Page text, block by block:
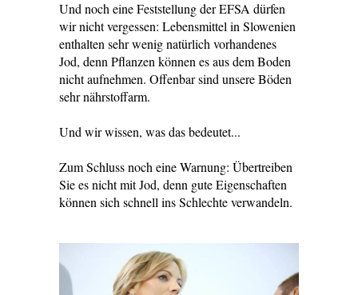
Und noch eine Feststellung der EFSA dürfen
wir nicht vergessen: Lebensmittel in Slowenien
enthalten sehr wenig natürlich vorhandenes
Jod, denn Pflanzen können es aus dem Boden
nicht aufnehmen. Offenbar sind unsere Böden
sehr nährstoffarm.
Und wir wissen, was das bedeutet...
Zum Schluss noch eine Warnung: Übertreiben
Sie es nicht mit Jod, denn gute Eigenschaften
können sich schnell ins Schlechte verwandeln.